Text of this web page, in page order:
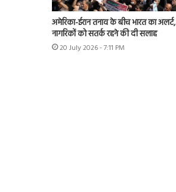
अमेरिका-ईरान तनाव के बीच भारत का अलर्ट,
नागरिकों को सतर्क रहने की दी सलाह
20 July 2026 - 7:11 PM